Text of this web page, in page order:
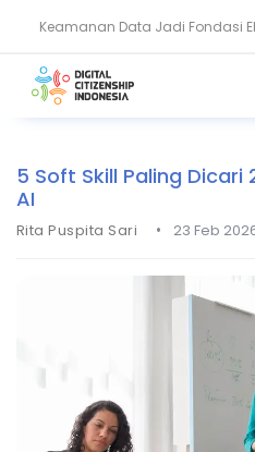
Keamanan Data Jadi Fondasi
Akun WhatsApp Diblokir? Ini
5 Soft Skill Paling
AI
Rita Puspita Sari • 23 Feb